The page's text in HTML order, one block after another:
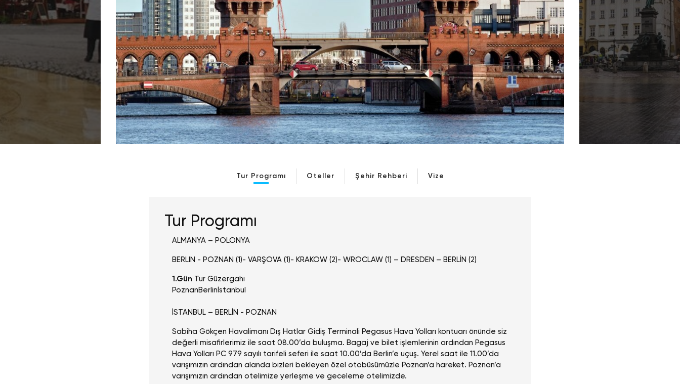
Tur Programı Oteller Şehir Rehberi Vize
Tur Programı
ALMANYA – POLONYA
BERLIN - POZNAN (1)- VARŞOVA (1)- KRAKOW (2)- WROCLAW (1) – DRESDEN – BERLİN (2)
1.Gün Tur Güzergahı
Poznan Berlin İstanbul
İSTANBUL – BERLİN - POZNAN
Sabiha Gökçen Havalimanı Dış Hatlar Gidiş Terminali Pegasus Hava Yolları kontuarı önünde siz
değerli misafirlerimiz ile saat 08.00’da buluşma. Bagaj ve bilet işlemlerinin ardından Pegasus
Hava Yolları PC 979 sayılı tarifeli seferi ile saat 10.00’da Berlin’e uçuş. Yerel saat ile 11.00’da
varışımızın ardından alanda bizleri bekleyen özel otobüsümüzle Poznan’a hareket. Poznan’a
varışımızın ardından otelimize yerleşme ve geceleme otelimizde.